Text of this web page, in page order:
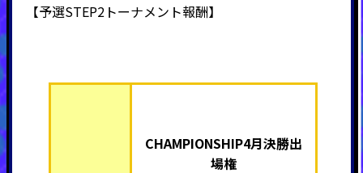
【予選STEP2トーナメント報酬】
CHAMPIONSHIP4月決勝出
場権